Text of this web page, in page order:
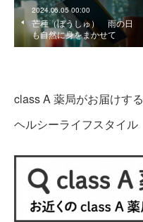
2024.06.05 00:00
芒種（ぼうしゅ） 雨の日
も自然に身をまかせて
class A 薬局がお届けする
ヘルシーライフスタイル